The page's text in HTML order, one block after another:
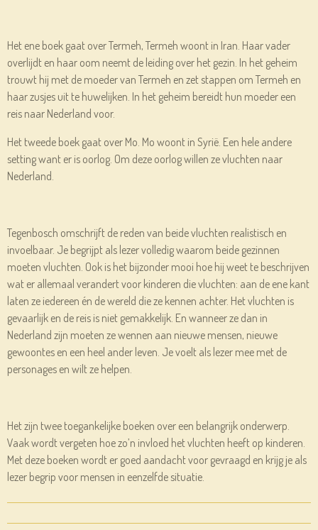
Het ene boek gaat over Termeh, Termeh woont in Iran. Haar vader
overlijdt en haar oom neemt de leiding over het gezin. In het geheim
trouwt hij met de moeder van Termeh en zet stappen om Termeh en
haar zusjes uit te huwelijken. In het geheim bereidt hun moeder een
reis naar Nederland voor.
Het tweede boek gaat over Mo. Mo woont in Syrië. Een hele andere
setting want er is oorlog. Om deze oorlog willen ze vluchten naar
Nederland.
Tegenbosch omschrijft de reden van beide vluchten realistisch en
invoelbaar. Je begrijpt als lezer volledig waarom beide gezinnen
moeten vluchten. Ook is het bijzonder mooi hoe hij weet te beschrijven
wat er allemaal verandert voor kinderen die vluchten: aan de ene kant
laten ze iedereen én de wereld die ze kennen achter. Het vluchten is
gevaarlijk en de reis is niet gemakkelijk. En wanneer ze dan in
Nederland zijn moeten ze wennen aan nieuwe mensen, nieuwe
gewoontes en een heel ander leven. Je voelt als lezer mee met de
personages en wilt ze helpen.
Het zijn twee toegankelijke boeken over een belangrijk onderwerp.
Vaak wordt vergeten hoe zo’n invloed het vluchten heeft op kinderen.
Met deze boeken wordt er goed aandacht voor gevraagd en krijg je als
lezer begrip voor mensen in eenzelfde situatie.